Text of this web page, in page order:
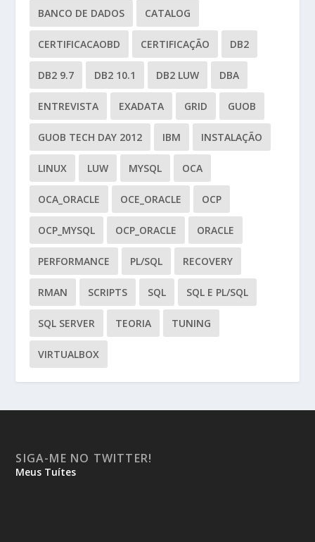
BANCO DE DADOS CATALOG
CERTIFICACAOBD CERTIFICAÇÃO DB2
DB2 9.7 DB2 10.1 DB2 LUW DBA
ENTREVISTA EXADATA GRID GUOB
GUOB TECH DAY 2012 IBM INSTALAÇÃO
LINUX LUW MYSQL OCA
OCA_ORACLE OCE_ORACLE OCP
OCP_MYSQL OCP_ORACLE ORACLE
PERFORMANCE PL/SQL RECOVERY
RMAN SCRIPTS SQL SQL E PL/SQL
SQL SERVER TEORIA TUNING
VIRTUALBOX
SIGA-ME NO TWITTER!
Meus Tuítes